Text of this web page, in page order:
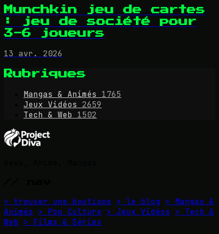
Munchkin jeu de cartes
: jeu de société pour
3-6 joueurs
13 avr. 2026
Rubriques
Mangas & Animés
1765
Jeux Vidéos
2659
Tech & Web 1502
> trouver une boutique > le blog > Mangas &
Animés
> Pop Culture > Jeux Vidéos
> Tech &
Web > Films & Séries